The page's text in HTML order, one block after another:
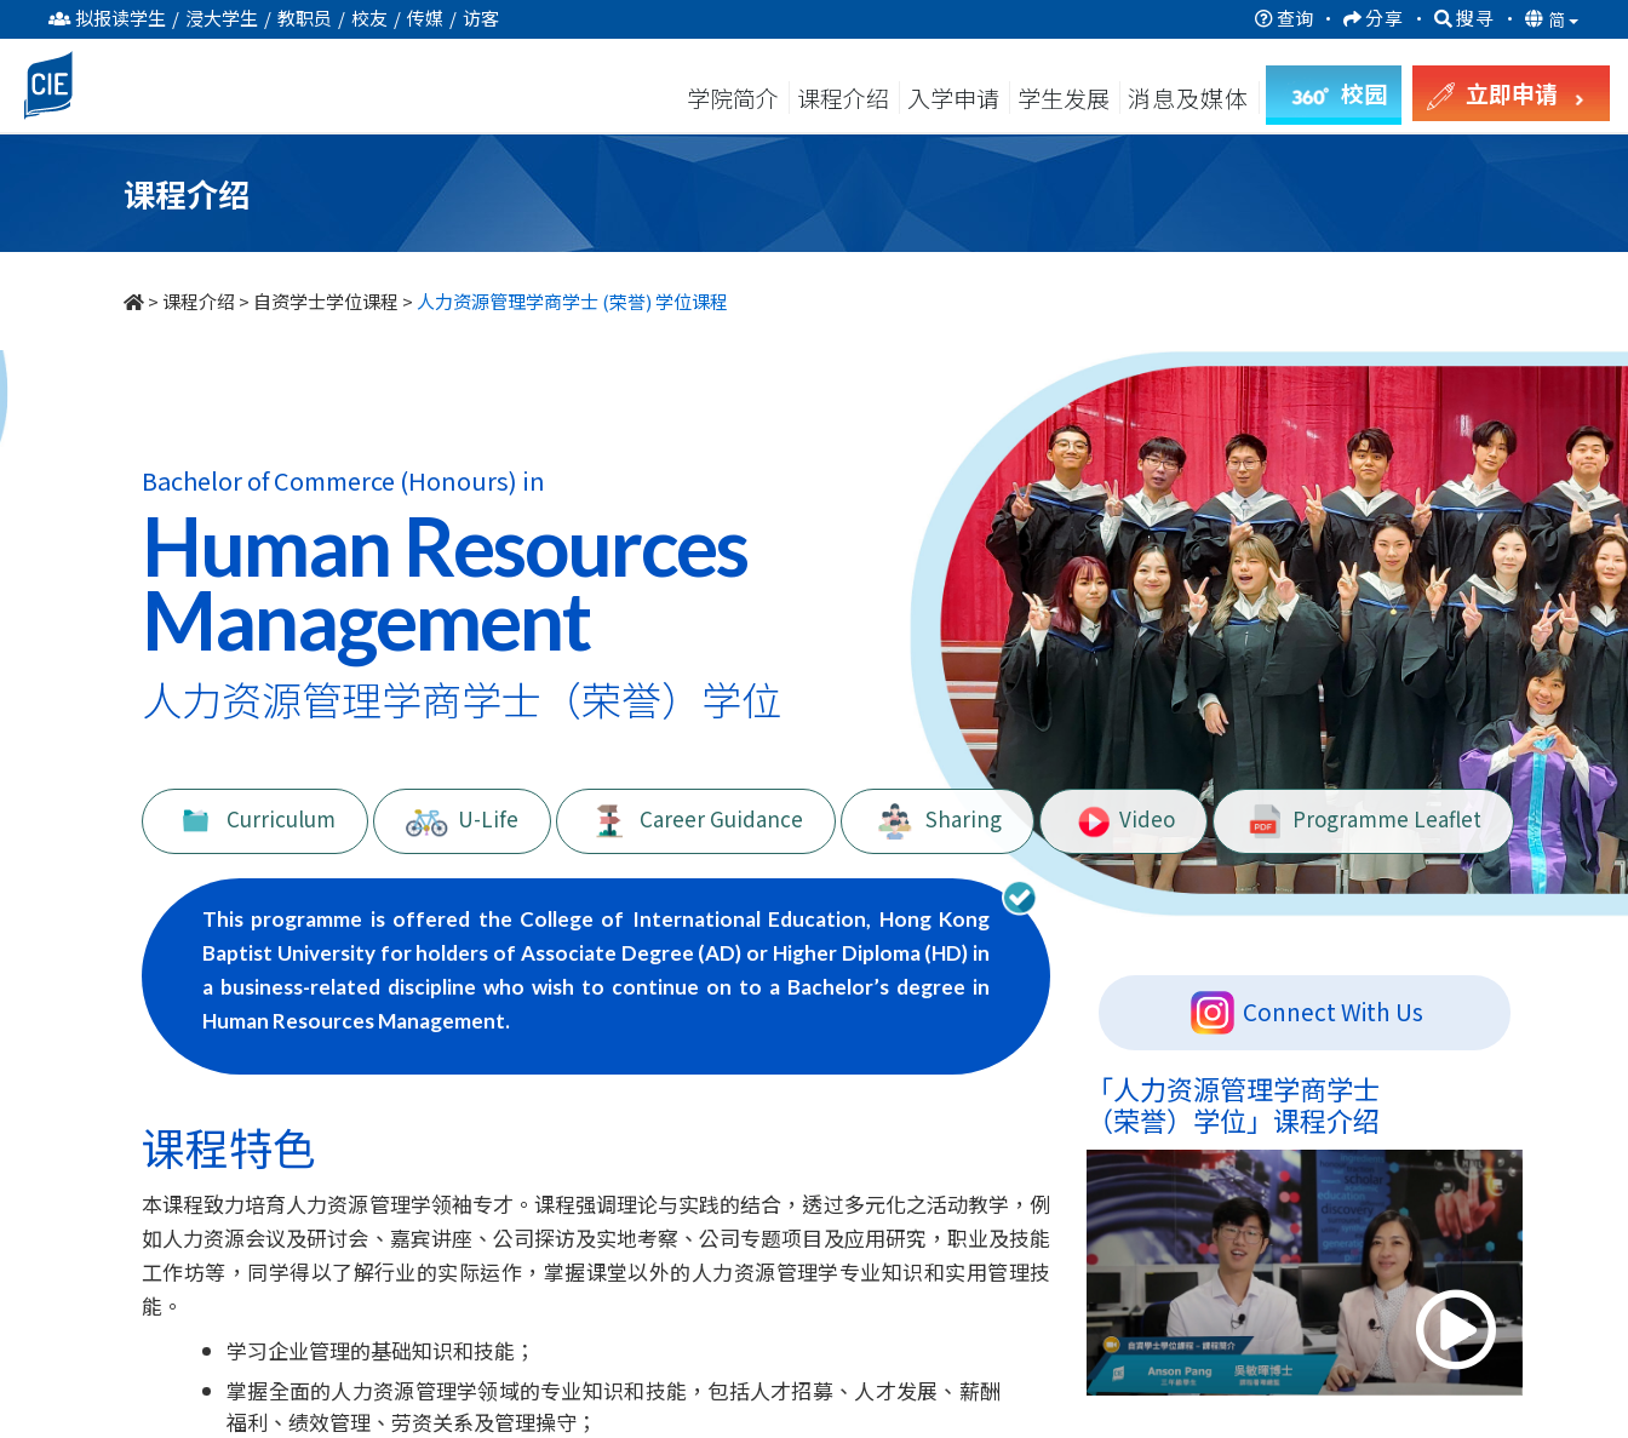
人
力
资
学
商
学
拟报读学生 / 浸大学生 / 教职员 / 校友 / 传媒 / 访客 查询 · 分享 · 搜寻 · 简
学院简介 课程介绍 入学申请 学生发展 消息及媒体 校园 立即申请
课程介绍
> 课程介绍 > 自资学士学位课程 > 人力资源管理学商学士 (荣誉) 学位课程
Bachelor of Commerce (Honours) in
Human Resources
Management
人力资源管理学商学士 （荣誉）学位
Curriculum U-Life Career Guidance Sharing Video Programme Leaflet
This programme is offered the College of International Education, Hong Kong
Baptist University for holders of Associate Degree (AD) or Higher Diploma (HD) in
a business-related discipline who wish to continue on to a Bachelor’s degree in
Human Resources Management.
课程特色
本课程致力培育人力资源管理学领袖专才。课程强调理论与实践的结合，透过多元化之活动教学，例
如人力资源会议及研讨会、嘉宾讲座、公司探访及实地考察、公司专题项目及应用研究，职业及技能
工作坊等，同学得以了解行业的实际运作，掌握课堂以外的人力资源管理学专业知识和实用管理技
能。
学习企业管理的基础知识和技能；
掌握全面的人力资源管理学领域的专业知识和技能，包括人才招募、人才发展、薪酬
福利、绩效管理、劳资关系及管理操守；
Connect With Us
「人力资源管理学商学士
（荣誉）学位 」课程介绍